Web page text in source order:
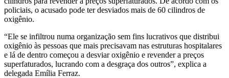
policiais, o acusado pode ter desviados mais de 60 cilindros de
oxigênio.
“Ele se infiltrou numa organização sem fins lucrativos que distribui
oxigênio às pessoas que mais precisavam nas estruturas hospitalares
e lá de dentro começou a desviar oxigênio e revender a preços
superfaturados, lucrando com a desgraça dos outros”, explica a
delegada Emília Ferraz.